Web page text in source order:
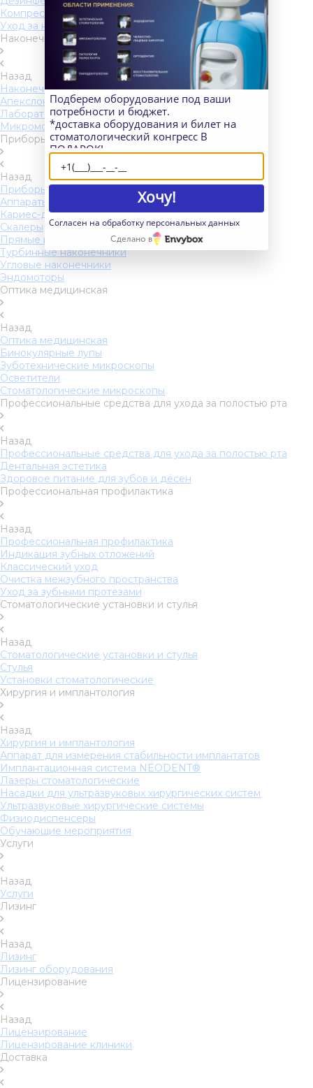
Компрессоры
Уход за наконечниками
Наконечники и приборы
Назад
Наконечники и приборы
Апекслокаторы
Лабораторные моторы и турбины
Микромоторы
Приборы для диагностики, чистки и отбеливания
Назад
Приборы для диагностики, чистки и отбеливания
Аппараты Air Flow и порошки
Кариес-детекторы
Скалеры
Прямые наконечники
Турбинные наконечники
Угловые наконечники
Эндомоторы
Оптика медицинская
Назад
Оптика медицинская
Бинокулярные лупы
Зуботехнические микроскопы
Осветители
Стоматологические микроскопы
Профессиональные средства для ухода за полостью рта
Назад
Профессиональные средства для ухода за полостью рта
Дентальная эстетика
Здоровое питание для зубов и дёсен
Профессиональная профилактика
Назад
Профессиональная профилактика
Индикация зубных отложений
Классический уход
Очистка межзубного пространства
Уход за зубными протезами
Стоматологические установки и стулья
Назад
Стоматологические установки и стулья
Стулья
Установки стоматологические
Хирургия и имплантология
Назад
Хирургия и имплантология
Аппарат для измерения стабильности имплантатов
Имплантационная система NEODENT®
Лазеры стоматологические
Насадки для ультразвуковых хирургических систем
Ультразвуковые хирургические системы
Физиодиспенсеры
Обучающие мероприятия
Услуги
Назад
Услуги
Лизинг
Назад
Лизинг
Лизинг оборудования
Лицензирование
Назад
Лицензирование
Лицензирование клиники
Доставка
Подберем оборудование под ваши
потребности и бюджет.
*доставка оборудования и билет на
стоматологический конгресс В
ПОДАРОК!
Хочу!
Согласен на обработку персональных данных
Сделано в